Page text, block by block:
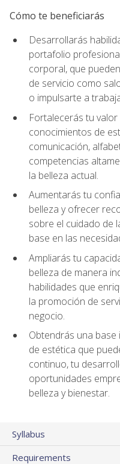
Cómo te beneficiarás
Desarrollarás
portafolio
corporal, que
de servicio como
o impulsarte a
Fortalecerás tu
conocimientos de
comunicación,
competencias
la belleza actual.
Aumentarás tu
belleza y ofrecer
sobre el cuidado de
base en las
Ampliarás tu
belleza de manera
habilidades que
la promoción de
negocio.
Obtendrás una
de estética que
continuo, tu
oportunidades
belleza y bienestar.
Syllabus
Requirements